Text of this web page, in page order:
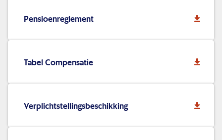
Pensioenreglement
Tabel Compensatie
Verplichtstellingsbeschikking